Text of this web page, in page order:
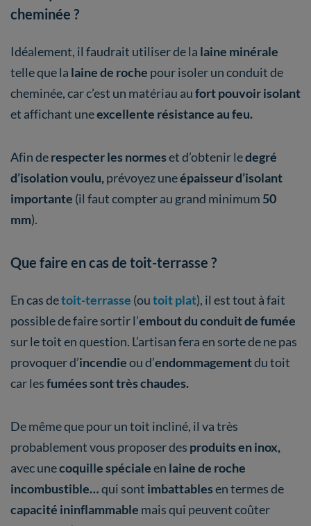
cheminée ?
Idéalement, il faudrait utiliser de la laine minérale
telle que la laine de roche pour isoler un conduit de
cheminée, car c’est un matériau aufort pouvoir isolant
et affichant uneexcellente résistance au feu.
Afin derespecter les normeset d’obtenir ledegré
d’isolation voulu, prévoyez uneépaisseur d’isolant
importante (il faut compter au grand minimum 50
mm).
Que faire en cas de toit-terrasse ?
En cas detoit-terrasse (outoit plat), il est tout à fait
possible de faire sortir l’embout du conduit de fumée
sur le toit en question. L’artisan fera en sorte de ne pas
provoquer d’incendieou d’endommagementdu toit
car lesfumées sont très chaudes.
De même que pour un toit incliné, il va très
probablement vous proposer des produits en inox,
avec unecoquille spécialeen laine de roche
incombustible…qui sont imbattablesen termes de
capacité ininflammable mais qui peuvent coûter